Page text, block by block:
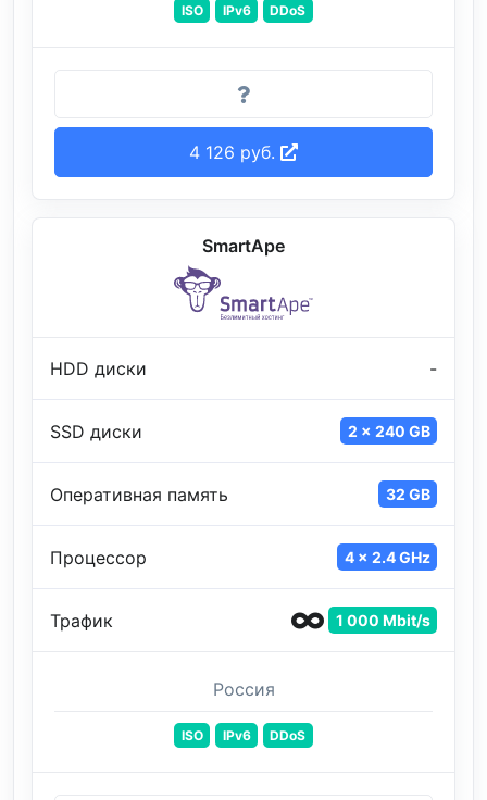
ISO IPv6 DDoS
4 126 руб.
SmartApe
HDD диски -
SSD диски 2 x 240 GB
Оперативная память 32 GB
Процессор 4 x 2.4 GHz
Трафик 1 000 Mbit/s
Россия
ISO IPv6 DDoS